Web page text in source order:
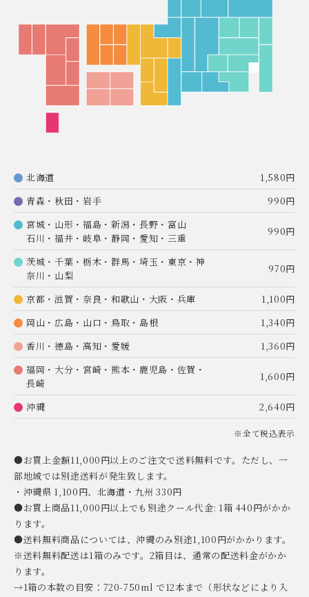
北海道
1,580円
青森・秋田・岩手
990円
宮城・山形・福島・新潟・長野・富山
石川・福井・岐阜・静岡・愛知・三重
990円
茨城・千葉・栃木・群馬・埼玉・東京・神
奈川・山梨
970円
京都・滋賀・奈良・和歌山・大阪・兵庫
1,100円
岡山・広島・山口・鳥取・島根
1,340円
香川・徳島・高知・愛媛
1,360円
福岡・大分・宮崎・熊本・鹿児島・佐賀・
長崎
1,600円
沖縄 2,640円
※全て税込表示
●お買上金額11,000円以上のご注文で送料無料です。ただし、一
部地域では別途送料が発生致します。
・沖縄県 1,100円、北海道・九州 330円
●お買上商品11,000円以上でも別途クール代金: 1箱 440円がかか
ります。
●送料無料商品については、沖縄のみ別途1,100円がかかります。
※送料無料配送は1箱のみです。2箱目は、通常の配送料金がかか
ります。
→1箱の本数の目安：720-750ml で12本まで（形状などにより入